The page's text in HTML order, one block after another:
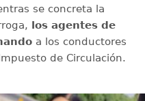
se concreta la
los agentes de
a los conductores
de Circulación.